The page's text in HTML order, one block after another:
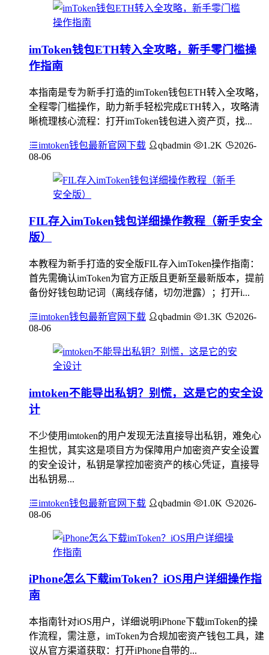
imToken钱包ETH转入全攻略，新手零门槛操
作指南
本指南是专为新手打造的imToken钱包ETH转入全攻略，
全程零门槛操作，助力新手轻松完成ETH转入，攻略清
晰梳理核心流程：打开imToken钱包进入资产页，找...
imtoken钱包最新官网下载 qbadmin 1.2K
2026-
08-06
FIL存入imToken钱包详细操作教程（新手安全
版）
本教程为新手打造的安全版FIL存入imToken操作指南：
首先需确认imToken为官方正版且更新至最新版本，提前
备份好钱包助记词（离线存储，切勿泄露）；打开i...
imtoken钱包最新官网下载 qbadmin 1.3K
2026-
08-06
imtoken不能导出私钥？别慌，这是它的安全设
计
不少使用imtoken的用户发现无法直接导出私钥，难免心
生担忧，其实这是项目方为保障用户加密资产安全设置
的安全设计，私钥是掌控加密资产的核心凭证，直接导
出私钥易...
imtoken钱包最新官网下载 qbadmin 1.0K
2026-
08-06
iPhone怎么下载imToken？iOS用户详细操作指
南
本指南针对iOS用户，详细说明iPhone下载imToken的操
作流程，需注意，imToken为合规加密资产钱包工具，建
议从官方渠道获取：打开iPhone自带的...